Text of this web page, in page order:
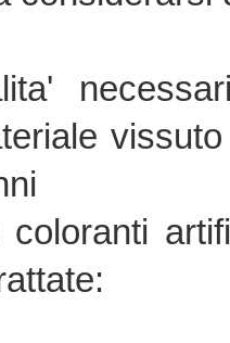
con :
e
tasselli-
tempi